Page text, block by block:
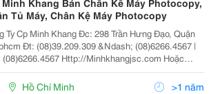
Khang Bán Chân Kê Máy Photocopy,
Tủ Máy, Chân Kệ Máy Photocopy
Minh Khang Đc: 298 Trần Hưng Đạo, Quận
&Ndash; (08)6266.4567 |
Http://Minhkhangjsc.com Hoặc
Nhanh + Hiệu Quả Cty Cp
Khang Kinh Doanh, Dịch
Hồ Chí Minh >1 năm